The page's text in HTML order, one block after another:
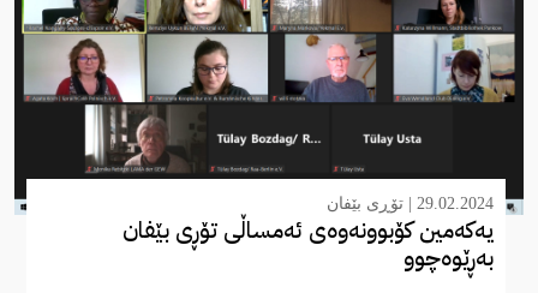
29.02.2024 | تۆڕی بێفان
یەکەمین کۆبوونەوەی ئەمساڵی تۆڕی بێفان
بەڕێوەچوو